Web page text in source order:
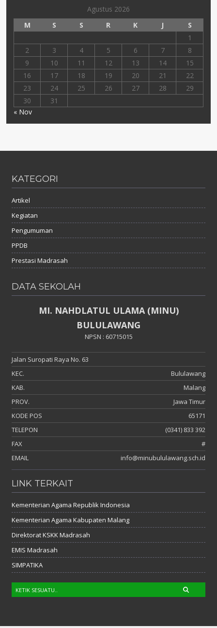
Agustus 2026
M
S S R K J
S
1
2
3 4 5 6 7
8
9
10 11 12 13 14
15
16
17 18 19 20 21
22
23
24 25 26 27 28
29
30
31
« Nov
KATEGORI
Artikel
Kegiatan
Pengumuman
PPDB
Prestasi Madrasah
DATA SEKOLAH
MI. NAHDLATUL ULAMA (MINU)
BULULAWANG
NPSN : 60715015
Jalan Suropati Raya No. 63
KEC.
Bululawang
KAB.
Malang
PROV.
Jawa Timur
KODE POS
65171
TELEPON
(0341) 833 392
FAX
#
EMAIL
info@minubululawang.sch.id
LINK TERKAIT
Kementerian Agama Republik Indonesia
Kementerian Agama Kabupaten Malang
Direktorat KSKK Madrasah
EMIS Madrasah
SIMPATIKA